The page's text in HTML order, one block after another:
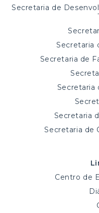
Secretaria de
Secretaria
Secretaria de
Secretaria
Secretaria
Secretaria de
Centro de